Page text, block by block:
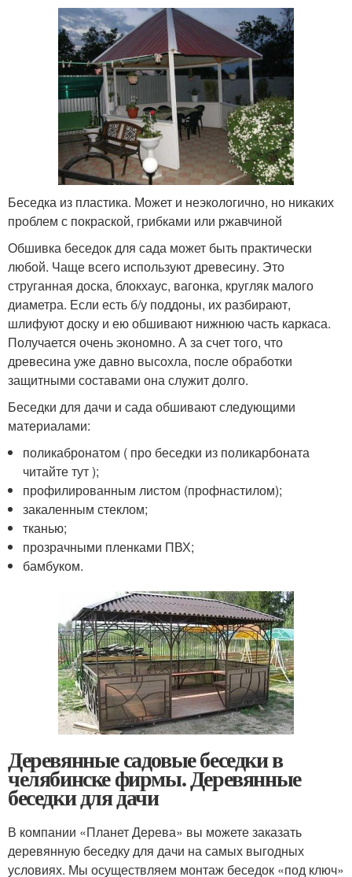
Беседка из пластика. Может и неэкологично, но никаких
проблем с покраской, грибками или ржавчиной
Обшивка беседок для сада может быть практически
любой. Чаще всего используют древесину. Это
струганная доска, блокхаус, вагонка, кругляк малого
диаметра. Если есть б/у поддоны, их разбирают,
шлифуют доску и ею обшивают нижнюю часть каркаса.
Получается очень экономно. А за счет того, что
древесина уже давно высохла, после обработки
защитными составами она служит долго.
Беседки для дачи и сада обшивают следующими
материалами:
поликабронатом ( про беседки из поликарбоната
читайте тут );
профилированным листом (профнастилом);
закаленным стеклом;
тканью;
прозрачными пленками ПВХ;
бамбуком.
Деревянные садовые беседки в
челябинске фирмы. Деревянные
беседки для дачи
В компании «Планет Дерева» вы можете заказать
деревянную беседку для дачи на самых выгодных
условиях. Мы осуществляем монтаж беседок «под ключ»